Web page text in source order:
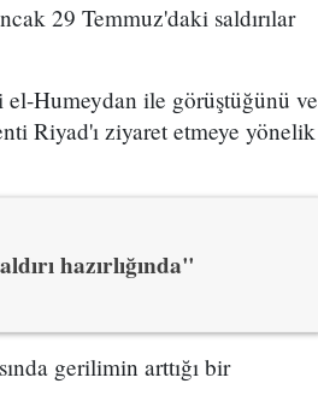
29 Temmuz'daki saldırılar
Humeydan ile görüştüğünü ve
Riyad'ı ziyaret etmeye yönelik
hazırlığında"
gerilimin arttığı bir